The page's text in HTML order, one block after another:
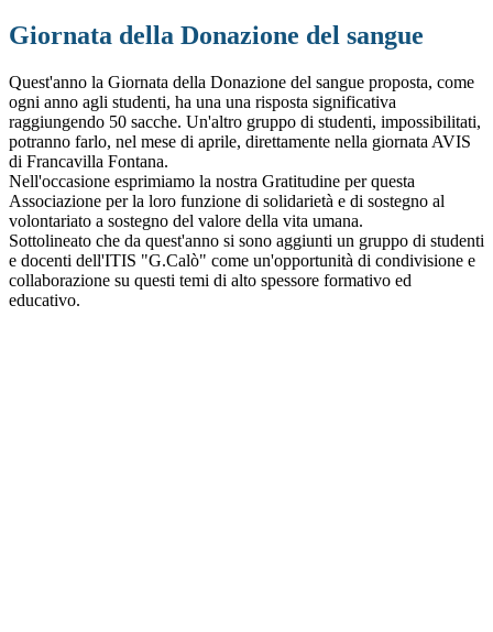
Giornata della Donazione del sangue
Quest'anno la Giornata della Donazione del sangue proposta, come
ogni anno agli studenti, ha una una risposta significativa
raggiungendo 50 sacche. Un'altro gruppo di studenti, impossibilitati,
potranno farlo, nel mese di aprile, direttamente nella giornata AVIS
di Francavilla Fontana.
Nell'occasione esprimiamo la nostra Gratitudine per questa
Associazione per la loro funzione di solidarietà e di sostegno al
volontariato a sostegno del valore della vita umana.
Sottolineato che da quest'anno si sono aggiunti un gruppo di studenti
e docenti dell'ITIS "G.Calò" come un'opportunità di condivisione e
collaborazione su questi temi di alto spessore formativo ed
educativo.